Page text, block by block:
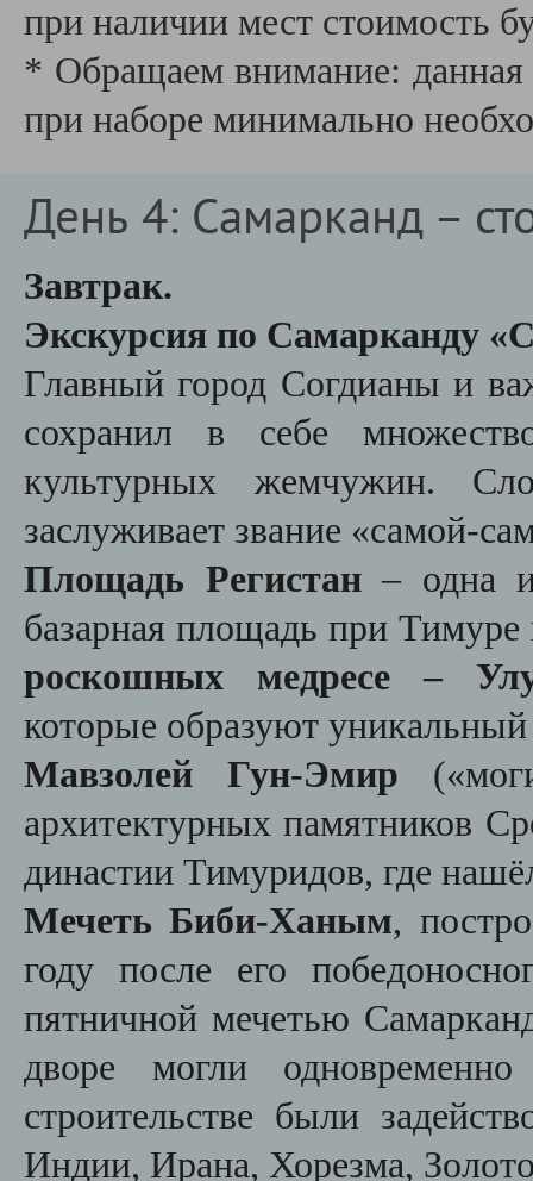
при наличии мест стоимость
* Обращаем внимание: данная
при наборе минимально
День 4: Самарканд –
Завтрак.
Экскурсия по Самарканду
Главный город Согдианы и
сохранил в себе
культурных жемчужин.
заслуживает звание «самой-
Площадь Регистан– одна
базарная площадь при
роскошных медресе –
которые образуют
Мавзолей Гун-Эмир
архитектурных памятников
династии Тимуридов, где
Мечеть Биби-Ханым,
году после его
пятничной мечетью
дворе могли
строительстве были
Индии, Ирана, Хорезма,